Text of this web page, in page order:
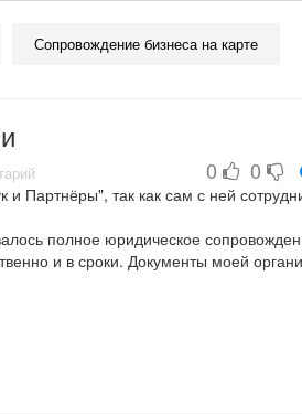
Сопровождение бизнеса на карте
0 0
Партнёры", так как сам с ней
полное юридическое
и в сроки. Документы моей
Всегда дает развернутую